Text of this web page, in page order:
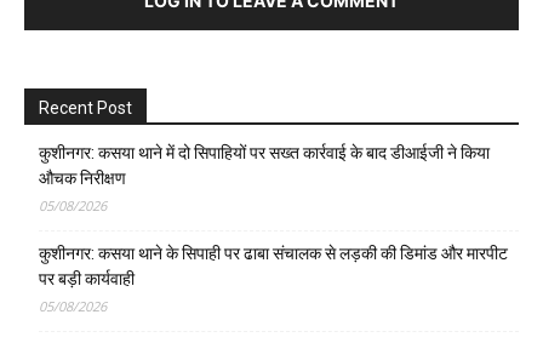
Recent Post
कुशीनगर: कसया थाने में दो सिपाहियों पर सख्त कार्रवाई के बाद डीआईजी ने किया
औचक निरीक्षण
05/08/2026
कुशीनगर: कसया थाने के सिपाही पर ढाबा संचालक से लड़की की डिमांड और मारपीट
पर बड़ी कार्यवाही
05/08/2026